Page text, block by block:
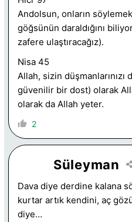
Andolsun, onların
göğsünün daraldığını
zafere ulaştıracağız).
Nisa 45
Allah, sizin
güvenilir bir dost) olarak
olarak da Allah yeter.
2
Süleyman
Dava diye derdine kalana
kurtar artık kendini, aç
diye…